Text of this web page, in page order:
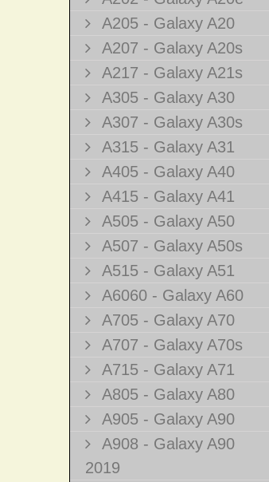
A205 - Galaxy A20
A207 - Galaxy A20s
A217 - Galaxy A21s
A305 - Galaxy A30
A307 - Galaxy A30s
A315 - Galaxy A31
A405 - Galaxy A40
A415 - Galaxy A41
A505 - Galaxy A50
A507 - Galaxy A50s
A515 - Galaxy A51
A6060 - Galaxy A60
A705 - Galaxy A70
A707 - Galaxy A70s
A715 - Galaxy A71
A805 - Galaxy A80
A905 - Galaxy A90
A908 - Galaxy A90
2019